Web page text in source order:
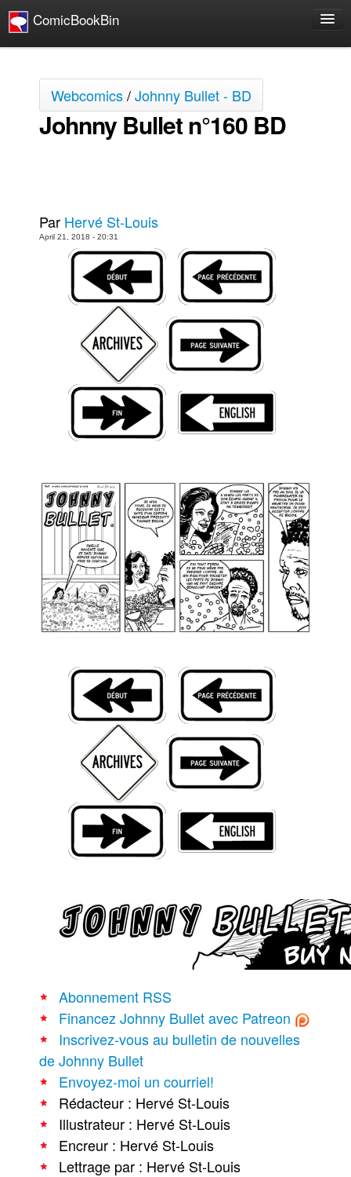
ComicBookBin
Bédé en ligne
Johnny Bullet - Français
Johnny Bullet - 22 Cases de Wally Wood
Johnny Bullet - Wally Wood's 22 Panels
Grumble
The Specimen
Baladodiffusion
Blogue
Culture de masse
À propos
Publicité
Contacte
À Propos
Recherche avancée
Webcomics/Johnny Bullet - BD
Johnny Bullet n°160 BD
Par Hervé St-Louis
April 21, 2018 - 20:31
Abonnement RSS
Financez Johnny Bullet avec Patreon
Inscrivez-vous au bulletin de nouvelles
de Johnny Bullet
Envoyez-moi un courriel!
Rédacteur : Hervé St-Louis
Illustrateur : Hervé St-Louis
Encreur : Hervé St-Louis
Lettrage par : Hervé St-Louis